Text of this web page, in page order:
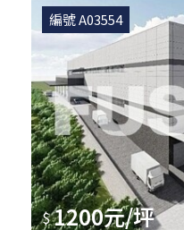
編號 A03554
$1200元/坪